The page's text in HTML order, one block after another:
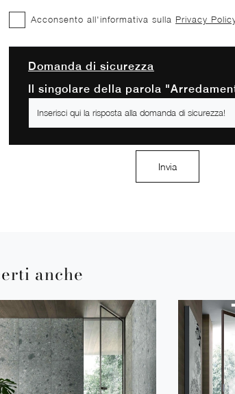
Acconsento all'informativa sulla Privacy
Domanda di sicurezza
Il singolare della parola
Invia
anche